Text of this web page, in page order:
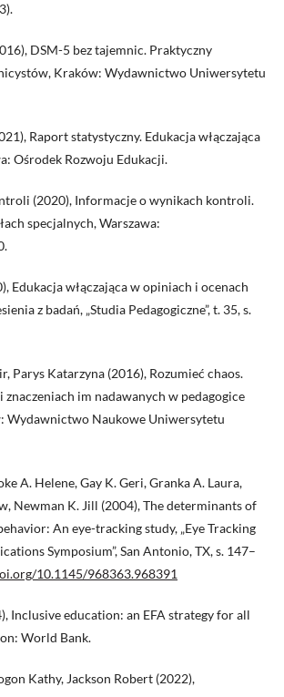
DSM-5 bez tajemnic. Praktyczny
Kraków: Wydawnictwo Uniwersytetu
Raport statystyczny. Edukacja włączająca
Ośrodek Rozwoju Edukacji.
(2020), Informacje o wynikach kontroli.
specjalnych, Warszawa:
Edukacja włączająca w opiniach i ocenach
z badań, „Studia Pedagogiczne”, t. 35, s.
Parys Katarzyna (2016), Rozumieć chaos.
znaczeniach im nadawanych w pedagogice
Wydawnictwo Naukowe Uniwersytetu
A. Helene, Gay K. Geri, Granka A. Laura,
Newman K. Jill (2004), The determinants of
An eye-tracking study, „Eye Tracking
Symposium”, San Antonio, TX, s. 147–
10.1145/968363.968391
Inclusive education: an EFA strategy for all
World Bank.
Kathy, Jackson Robert (2022),